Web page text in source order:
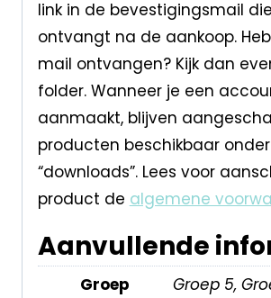
link in de bevestigingsmail
ontvangt na de aankoop.
mail ontvangen? Kijk dan
folder. Wanneer je een
aanmaakt, blijven
producten beschikbaar onder
“downloads”. Lees voor
product de algemene
Aanvullende
Groep Groep 5,